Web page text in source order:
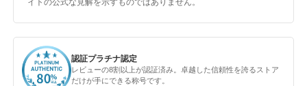
イトの公式な見解を示すものではありません。
認証プラチナ認定
レビューの8割以上が認証済み。卓越した信頼性を誇るストア
だけが手にできる称号です。